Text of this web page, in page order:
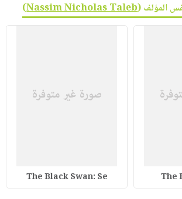
المؤلف (Nassim Nicholas Taleb
)
The
The Black Swan: Se